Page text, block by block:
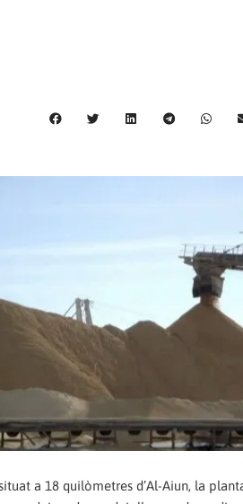
a 18 quilòmetres d’Al-Aiun, la